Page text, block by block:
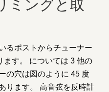
ミングと取
るポストからチューナー
ます。 については 3 他の
の穴は図のように 45 度
ります。 高音弦を反時計